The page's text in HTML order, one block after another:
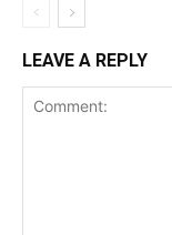
LEAVE A REPLY